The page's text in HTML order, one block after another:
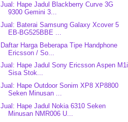
Jual: Hape Jadul Blackberry Curve 3G
9300 Gemini 3...
Jual: Baterai Samsung Galaxy Xcover 5
EB-BG525BBE ...
Daftar Harga Beberapa Tipe Handphone
Ericsson / So...
Jual: Hape Jadul Sony Ericsson Aspen M1i
Sisa Stok...
Jual: Hape Outdoor Sonim XP8 XP8800
Seken Minusan ...
Jual: Hape Jadul Nokia 6310 Seken
Minusan NMR006 U...